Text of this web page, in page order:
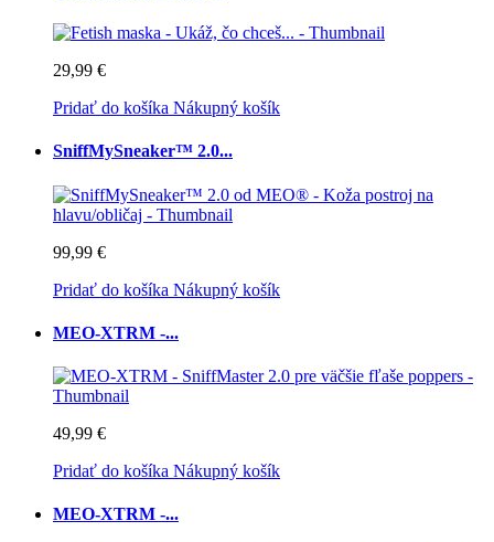
29,99 €
Pridať do košíka Nákupný košík
SniffMySneaker™ 2.0...
99,99 €
Pridať do košíka Nákupný košík
MEO-XTRM -...
49,99 €
Pridať do košíka Nákupný košík
MEO-XTRM -...